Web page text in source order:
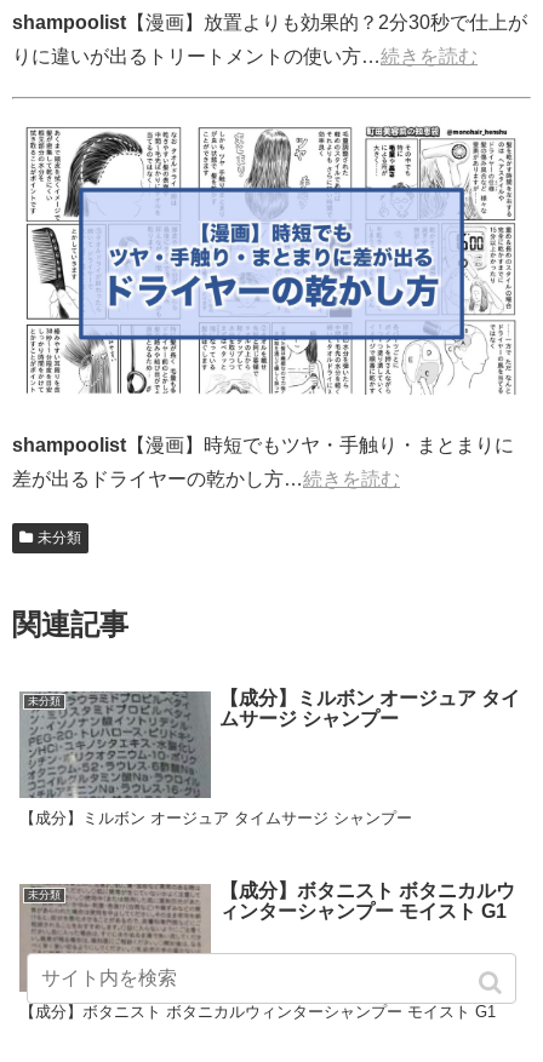
shampoolist 【漫画】放置よりも効果的？2分30秒で仕上が
りに違いが出るトリートメントの使い方…続きを読む
shampoolist 【漫画】時短でもツヤ・手触り・まとまりに
差が出るドライヤーの乾かし方…続きを読む
未分類
関連記事
未分類
【成分】ミルボン オージュア タイ
ムサージ シャンプー
【成分】ミルボン オージュア タイムサージ シャンプー
未分類
【成分】ボタニスト ボタニカルウ
ィンターシャンプー モイスト G1
【成分】ボタニスト ボタニカルウィンターシャンプー モイスト G1